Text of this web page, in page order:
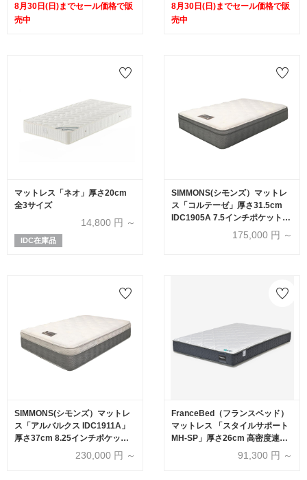
8月30日(日)までセール価格で販
売中
8月30日(日)までセール価格で販
売中
マットレス「ネオ」厚さ20cm
全3サイズ
14,800 円 ～
IDC在庫品
SIMMONS(シモンズ）マットレ
ス「コルテーゼ」厚さ31.5cm
IDC1905A 7.5インチポケットコ
175,000 円 ～
SIMMONS(シモンズ）マットレ
ス「アルバルクス IDC1911A」
厚さ37cm 8.25インチポケット
コイル 全6サイズ230,000 円 ～
FranceBed（フランスベッド）
マットレス 「スタイルサポート
MH-SP」厚さ26cm 高密度連続
スプリング 全8サイズ91,300 円 ～